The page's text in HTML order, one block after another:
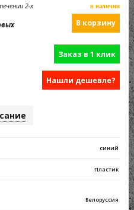
2-х
в наличии
Заказ в 1 клик
Нашли дешевле?
синий
Пластик
Белоруссия